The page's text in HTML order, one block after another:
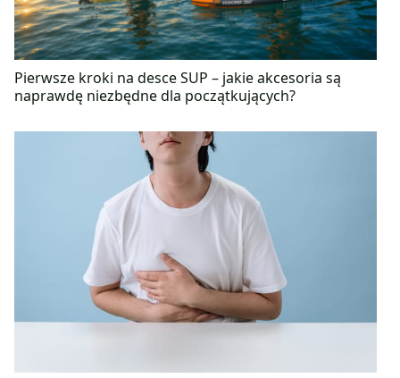
Pierwsze kroki na desce SUP – jakie akcesoria są
naprawdę niezbędne dla początkujących?